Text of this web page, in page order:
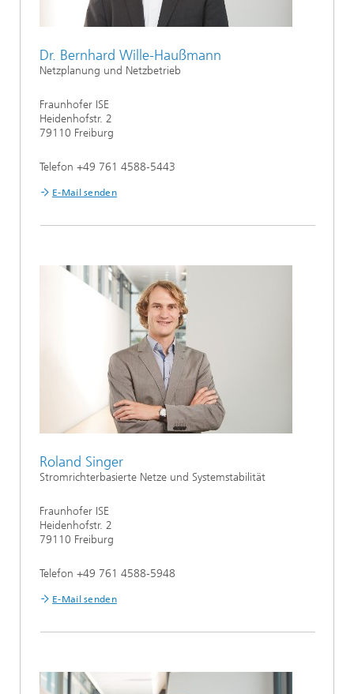
Dr. Bernhard Wille-Haußmann
Netzplanung und Netzbetrieb
Fraunhofer ISE
Heidenhofstr. 2
79110 Freiburg
Telefon +49 761 4588-5443
E-Mail senden
Roland Singer
Stromrichterbasierte Netze und Systemstabilität
Fraunhofer ISE
Heidenhofstr. 2
79110 Freiburg
Telefon +49 761 4588-5948
E-Mail senden